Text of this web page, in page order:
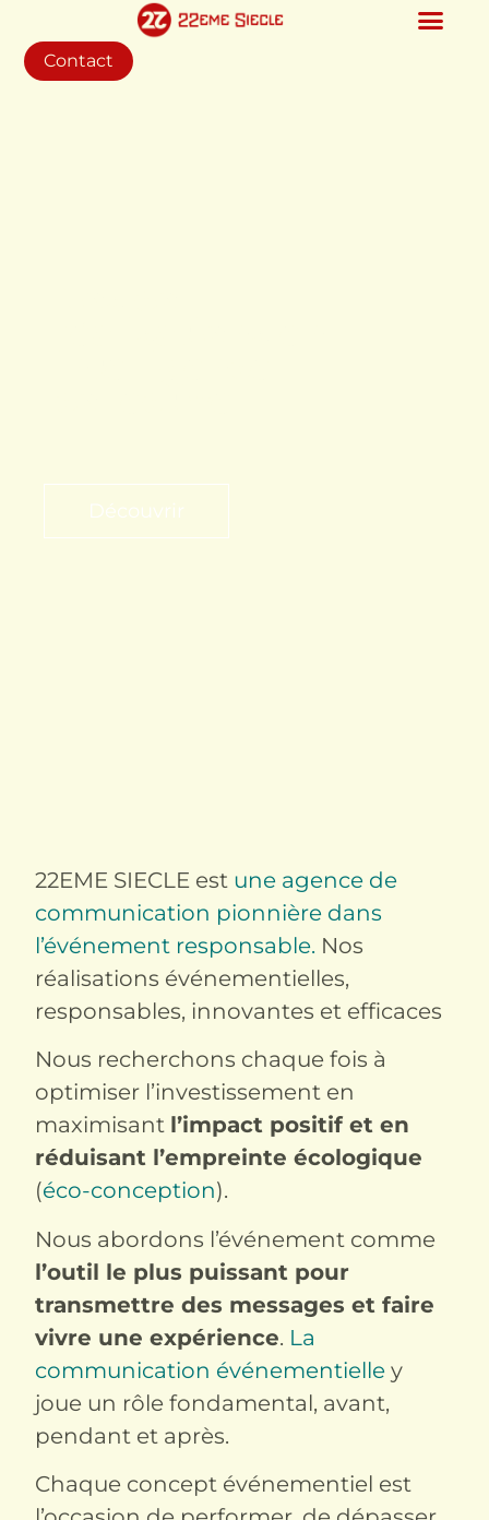
Contact
Découvrir
22EME SIECLE est une agence de
communication pionnière dans
l’événement responsable. Nos
réalisations événementielles,
responsables, innovantes et efficaces
Nous recherchons chaque fois à
optimiser l’investissement en
maximisant l’impact positif et en
réduisant l’empreinte écologique
(éco-conception).
Nous abordons l’événement comme
l’outil le plus puissant pour
transmettre des messages et faire
vivre une expérience. La
communication événementielle y
joue un rôle fondamental, avant,
pendant et après.
Chaque concept événementiel est